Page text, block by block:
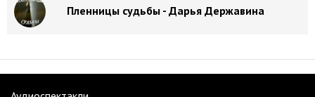
Пленницы судьбы - Дарья Державина